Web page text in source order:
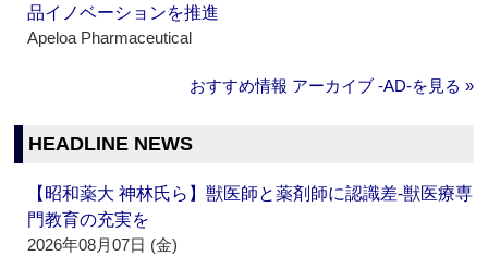
品イノベーションを推進
Apeloa Pharmaceutical
おすすめ情報 アーカイブ ‐AD‐を見る »
HEADLINE NEWS
【昭和薬大 神林氏ら】獣医師と薬剤師に認識差‐獣医療専
門教育の充実を
2026年08月07日 (金)